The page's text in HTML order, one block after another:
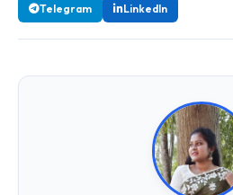
Telegram
LinkedIn